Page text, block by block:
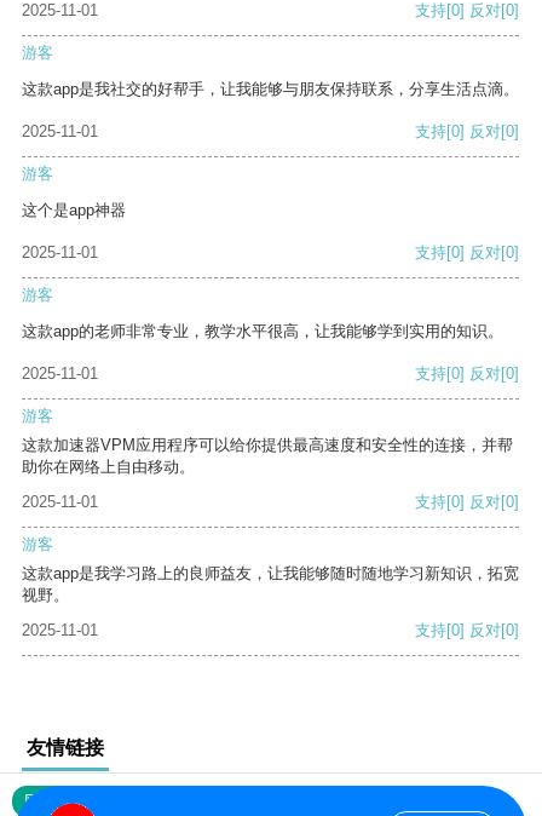
2025-11-01 支持[0] 反对[0]
游客
这款app是我社交的好帮手，让我能够与朋友保持联系，分享生活点滴。
2025-11-01 支持[0] 反对[0]
游客
这个是app神器
2025-11-01 支持[0] 反对[0]
游客
这款app的老师非常专业，教学水平很高，让我能够学到实用的知识。
2025-11-01 支持[0] 反对[0]
游客
这款加速器VPM应用程序可以给你提供最高速度和安全性的连接，并帮
助你在网络上自由移动。
2025-11-01
支持[0] 反对[0]
游客
这款app是我学习路上的良师益友，让我能够随时随地学习新知识，拓宽
视野。
2025-11-01
支持[0] 反对[0]
友情链接
网站地图